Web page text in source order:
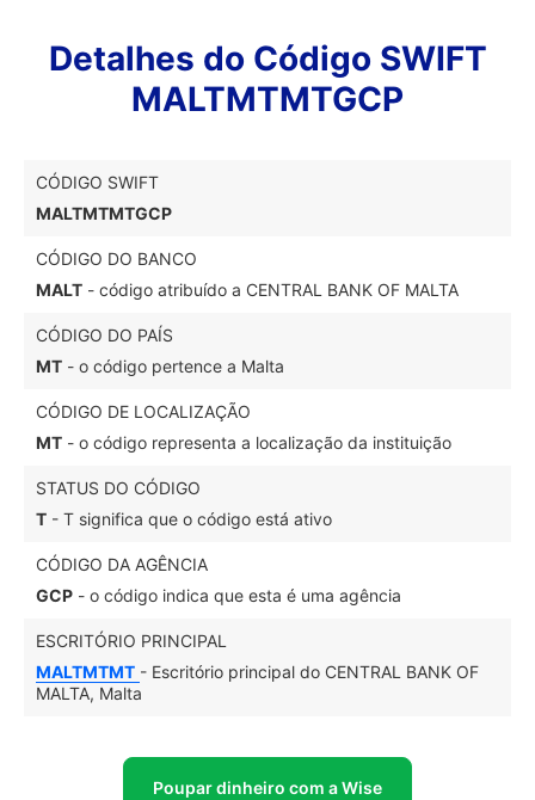
Detalhes do Código SWIFT
MALTMTMTGCP
CÓDIGO SWIFT
MALTMTMTGCP
CÓDIGO DO BANCO
MALT - código atribuído a CENTRAL BANK OF MALTA
CÓDIGO DO PAÍS
MT - o código pertence a Malta
CÓDIGO DE LOCALIZAÇÃO
MT - o código representa a localização da instituição
STATUS DO CÓDIGO
T - T significa que o código está ativo
CÓDIGO DA AGÊNCIA
GCP - o código indica que esta é uma agência
ESCRITÓRIO PRINCIPAL
MALTMTMT - Escritório principal do CENTRAL BANK OF
MALTA, Malta
Poupar dinheiro com a Wise